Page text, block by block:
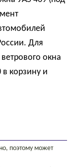
Для
окна
в корзину и
поэтому может